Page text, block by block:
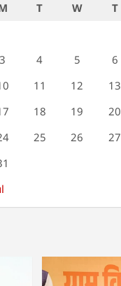
T W T
3
4 5 6
11 12 13
18 19 20
25 26 27